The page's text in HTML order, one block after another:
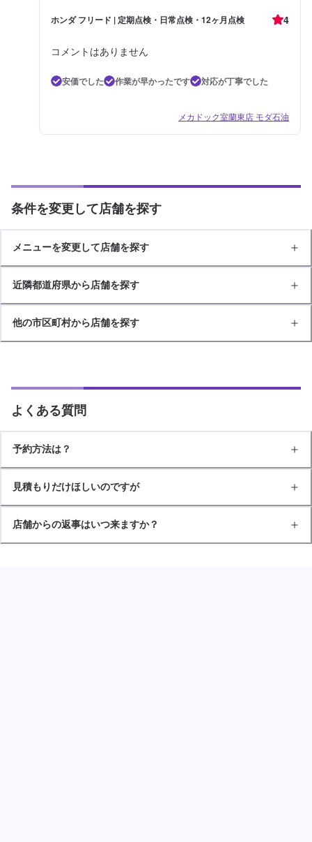
ホンダ フリード | 定期点検・日常点検・12ヶ月点検 4
コメントはありません
安価でした 作業が早かったです 対応が丁寧でした
メカドック室蘭東店 モダ石油
条件を変更して店舗を探す
メニューを変更して店舗を探す
近隣都道府県から店舗を探す
他の市区町村から店舗を探す
よくある質問
予約方法は？
見積もりだけほしいのですが
店舗からの返事はいつ来ますか？